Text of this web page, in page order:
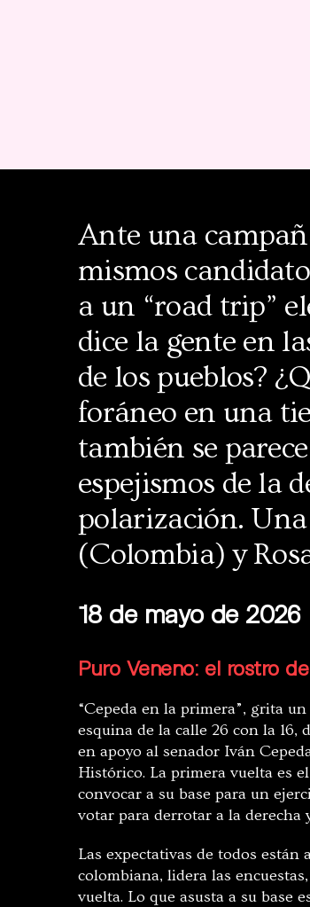
Ante una
mismos
a un “road trip”
dice la gente en
de los pueblos?
foráneo en una
también se
espejismos de la
polarización.
(Colombia) y
18 de mayo de 2026
Puro Veneno: el rostro
“Cepeda en la primera”, grita
esquina de la calle 26 con la
en apoyo al senador Iván
Histórico. La primera vuelta es
convocar a su base para un
votar para derrotar a la derecha
Las expectativas de todos
colombiana, lidera las
vuelta. Lo que asusta a su base